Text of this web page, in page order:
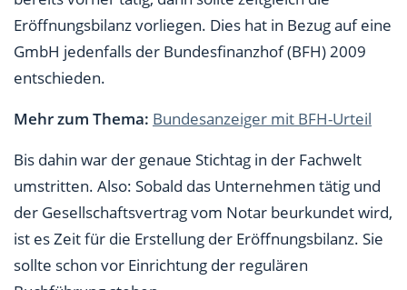
Eröffnungsbilanz vorliegen. Dies hat in Bezug auf eine
GmbH jedenfalls der Bundesfinanzhof (BFH) 2009
entschieden.
Mehr zum Thema: Bundesanzeiger mit BFH-Urteil
Bis dahin war der genaue Stichtag in der Fachwelt
umstritten. Also: Sobald das Unternehmen tätig und
der Gesellschaftsvertrag vom Notar beurkundet wird,
ist es Zeit für die Erstellung der Eröffnungsbilanz. Sie
sollte schon vor Einrichtung der regulären